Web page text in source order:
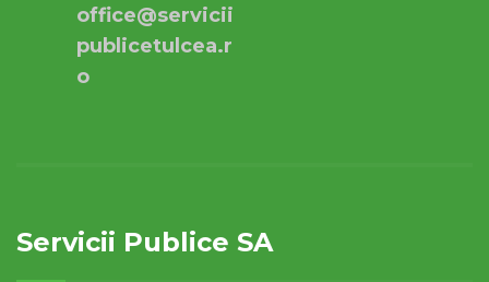
office@servicii
publicetulcea.r
o
Servicii Publice SA